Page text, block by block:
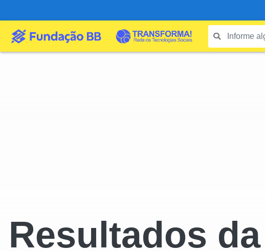
Resultados